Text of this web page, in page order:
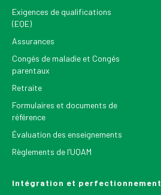
Exigences de qualifications
(EQE)
Assurances
Congés de maladie et Congés
parentaux
Retraite
Formulaires et documents de
référence
Évaluation des enseignements
Règlements de l’UQAM
Intégration et perfectionnement